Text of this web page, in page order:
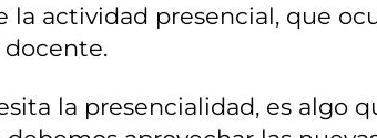
actividad presencial, que
la presencialidad, es algo